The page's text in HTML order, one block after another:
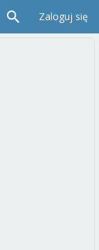
Zaloguj się